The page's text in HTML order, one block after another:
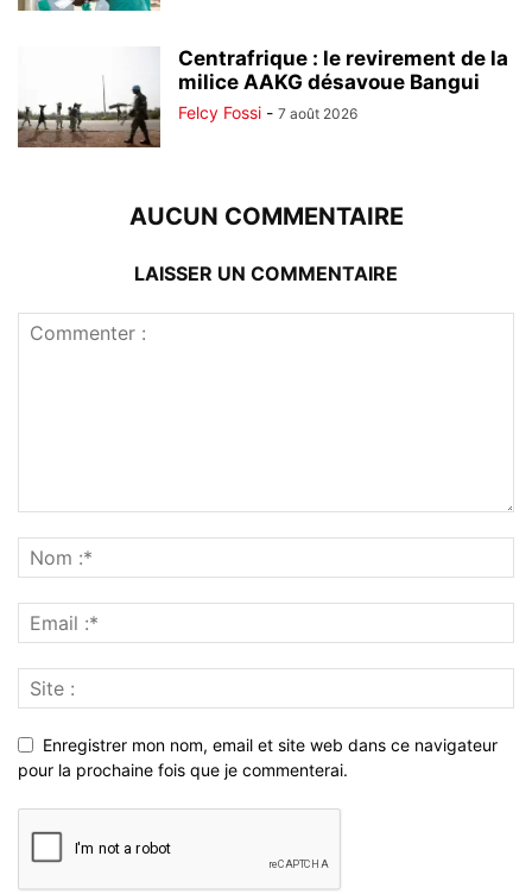
Centrafrique : le revirement de la
milice AAKG désavoue Bangui
Felcy Fossi - 7 août 2026
AUCUN COMMENTAIRE
LAISSER UN COMMENTAIRE
Enregistrer mon nom, email et site web dans ce navigateur
pour la prochaine fois que je commenterai.